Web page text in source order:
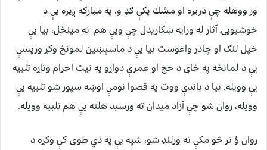
ور ووهله چې ذريره او مشك پكې ګډ و. په مباركه ږيره يې د
خوشبويۍ آثار له ورايه ښكاريدل چې ويې هم نه مينځل، بيا يې
خپل لنګ او چادر واغوست بيا يې د ماسپښين لمونځ وكړ ورپسې
يې د لمانځه په ځاى د حج او عمرې دواړو په نيت احرام وتاړه تلبيه
يې وويله. بيا د باندې ووت په قصوا نومې اوښه سپور شو تلبيه يې
وويله، روان شو چې آزاد ميدان ته ورسيد هلته يې هم تلبيه وويله.
روان ؤ تر څو مكې ته ورلنډ شو، شپه يې په ذي طوى كې وكړه د